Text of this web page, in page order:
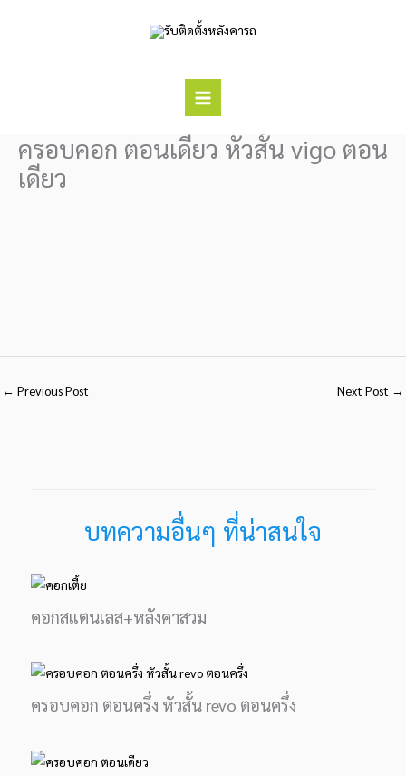
ครอบคอก ตอนเดียว หัวสั้น vigo ตอน
เดียว
← Previous Post Next Post →
บทความอื่นๆ ที่น่าสนใจ
คอกสแตนเลส+หลังคาสวม
ครอบคอก ตอนครึ่ง หัวสั้น revo ตอนครึ่ง